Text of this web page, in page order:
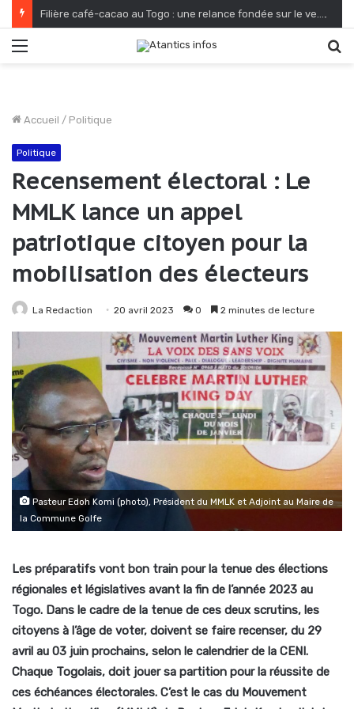
Filière café-cacao au Togo : une relance fondée sur le verdissement et la qualité
Accueil / Politique
Politique
Recensement électoral : Le
MMLK lance un appel
patriotique citoyen pour la
mobilisation des électeurs
La Redaction 20 avril 2023 0 2 minutes de lecture
Pasteur Edoh Komi (photo), Président du MMLK et Adjoint au Maire de
la Commune Golfe
Les préparatifs vont bon train pour la tenue des élections
régionales et législatives avant la fin de l’année 2023 au
Togo. Dans le cadre de la tenue de ces deux scrutins, les
citoyens à l’âge de voter, doivent se faire recenser, du 29
avril au 03 juin prochains, selon le calendrier de la CENI.
Chaque Togolais, doit jouer sa partition pour la réussite de
ces échéances électorales. C’est le cas du Mouvement